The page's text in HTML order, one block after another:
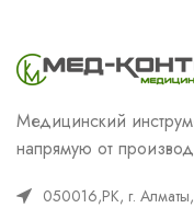
Медицинский
напрямую от
050016,РК, г.